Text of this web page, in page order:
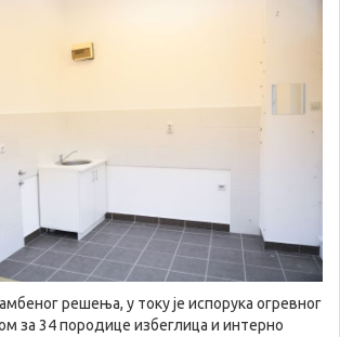
решења, у току је испорука огревног
за 34 породице избеглица и интерно